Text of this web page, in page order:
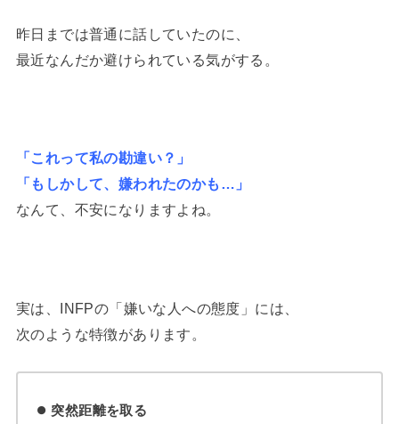
昨日までは普通に話していたのに、
最近なんだか避けられている気がする。
「これって私の勘違い？」
「もしかして、嫌われたのかも…」
なんて、不安になりますよね。
実は、INFPの「嫌いな人への態度」には、
次のような特徴があります。
突然距離を取る